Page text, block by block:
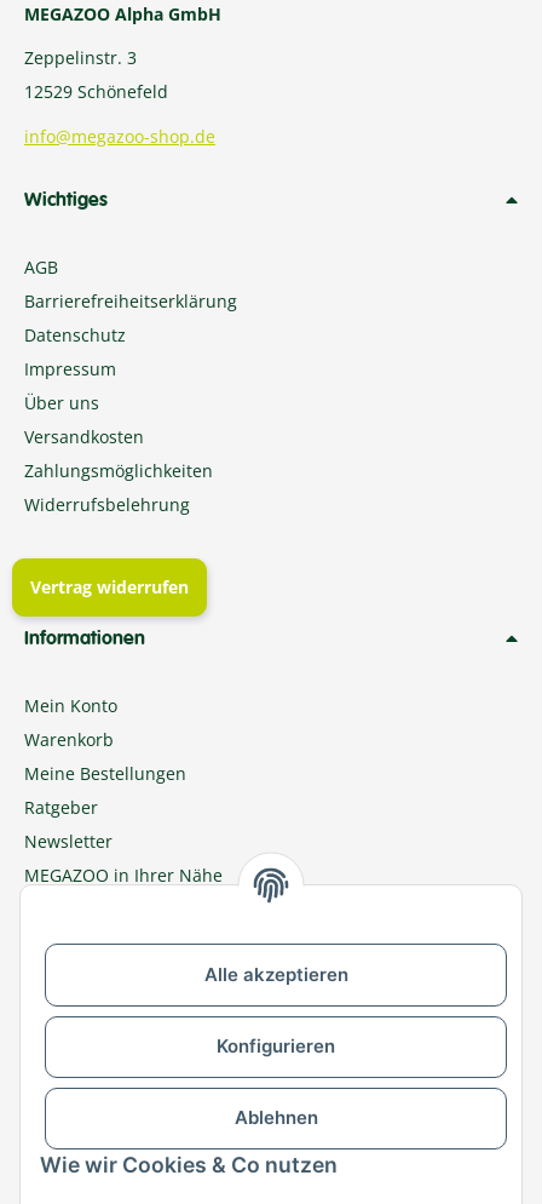
Alle akzeptieren
Konfigurieren
Ablehnen
Wie wir Cookies & Co nutzen
MEGAZOO Alpha GmbH
Zeppelinstr. 3
12529 Schönefeld
info@megazoo-shop.de
Wichtiges
AGB
Barrierefreiheitserklärung
Datenschutz
Impressum
Über uns
Versandkosten
Zahlungsmöglichkeiten
Widerrufsbelehrung
Vertrag widerrufen
Informationen
Mein Konto
Warenkorb
Meine Bestellungen
Ratgeber
Newsletter
MEGAZOO in Ihrer Nähe
Zu MEGAZOO-nord.de wechseln
Versandpartner & Zahlungsmöglichkeiten